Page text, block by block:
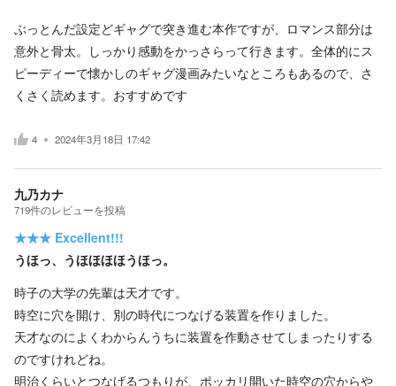
ぶっとんだ設定どギャグで突き進む本作ですが、ロマンス部分は
意外と骨太。しっかり感動をかっさらって行きます。全体的にス
ピーディーで懐かしのギャグ漫画みたいなところもあるので、さ
くさく読めます。おすすめです
4 2024年3月18日 17:42
九乃カナ
719件のレビューを投稿
★★★ Excellent!!!
うほっ、うほほほほうほっ。
時子の大学の先輩は天才です。
時空に穴を開け、別の時代につなげる装置を作りました。
天才なのによくわからんうちに装置を作動させてしまったりする
のですけれどね。
明治くらいとつなげるつもりが、ポッカリ開いた時空の穴からや